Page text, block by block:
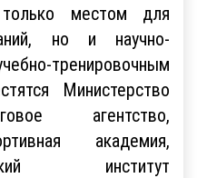
местом для
но и научно-
тренировочным
Министерство
агентство,
академия,
институт